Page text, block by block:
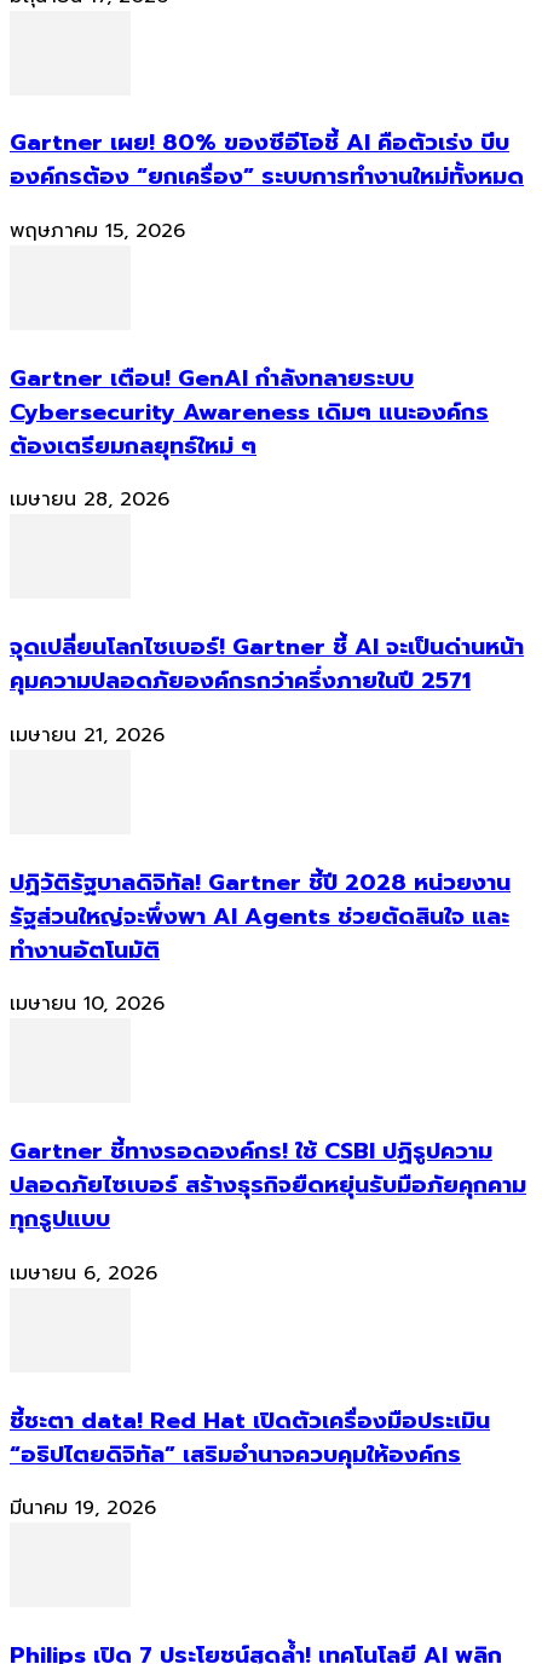
Gartner เผย! 80% ของซีอีโอชี้ AI คือตัวเร่ง บีบ
องค์กรต้อง “ยกเครื่อง” ระบบการทำงานใหม่ทั้งหมด
พฤษภาคม 15, 2026
Gartner เตือน! GenAI กำลังทลายระบบ
Cybersecurity Awareness เดิมๆ แนะองค์กร
ต้องเตรียมกลยุทธ์ใหม่ ๆ
เมษายน 28, 2026
จุดเปลี่ยนโลกไซเบอร์! Gartner ชี้ AI จะเป็นด่านหน้า
คุมความปลอดภัยองค์กรกว่าครึ่งภายในปี 2571
เมษายน 21, 2026
ปฏิวัติรัฐบาลดิจิทัล! Gartner ชี้ปี 2028 หน่วยงาน
รัฐส่วนใหญ่จะพึ่งพา AI Agents ช่วยตัดสินใจ และ
ทำงานอัตโนมัติ
เมษายน 10, 2026
Gartner ชี้ทางรอดองค์กร! ใช้ CSBI ปฏิรูปความ
ปลอดภัยไซเบอร์ สร้างธุรกิจยืดหยุ่นรับมือภัยคุกคาม
ทุกรูปแบบ
เมษายน 6, 2026
ชี้ชะตา data! Red Hat เปิดตัวเครื่องมือประเมิน
“อธิปไตยดิจิทัล” เสริมอำนาจควบคุมให้องค์กร
มีนาคม 19, 2026
Philips เปิด 7 ประโยชน์สุดล้ำ! เทคโนโลยี AI พลิก